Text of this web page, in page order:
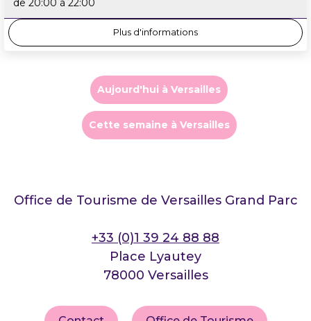
de 20:00 à 22:00
Plus d'informations
Aujourd'hui à Versailles
Cette semaine à Versailles
Office de Tourisme de Versailles Grand Parc
+33 (0)1 39 24 88 88
Place Lyautey
78000 Versailles